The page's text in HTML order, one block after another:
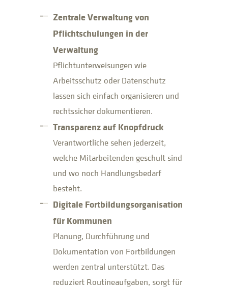
Zentrale Verwaltung von
Pflichtschulungen in der
Verwaltung
Pflichtunterweisungen wie
Arbeitsschutz oder Datenschutz
lassen sich einfach organisieren und
rechtssicher dokumentieren.
Transparenz auf Knopfdruck
Verantwortliche sehen jederzeit,
welche Mitarbeitenden geschult sind
und wo noch Handlungsbedarf
besteht.
Digitale Fortbildungsorganisation
für Kommunen
Planung, Durchführung und
Dokumentation von Fortbildungen
werden zentral unterstützt. Das
reduziert Routineaufgaben, sorgt für